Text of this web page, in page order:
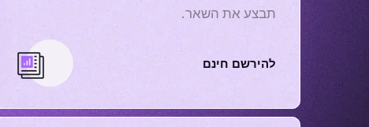
תבצע את השאר.
להירשם חינם